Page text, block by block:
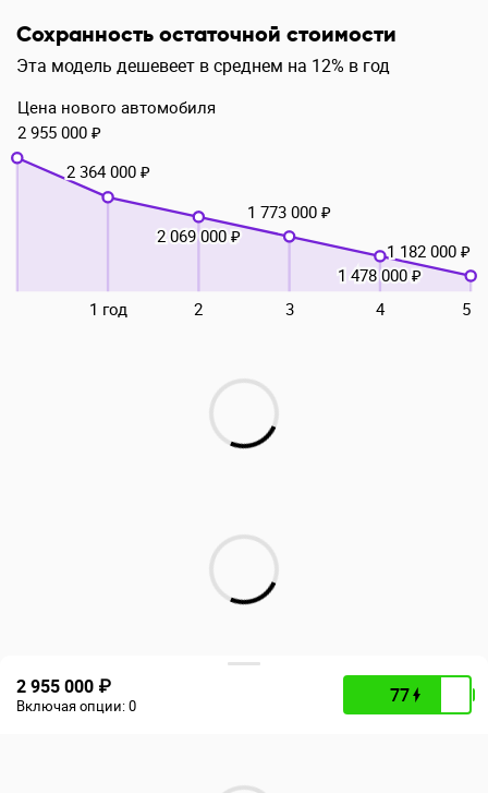
Сохранность остаточной стоимости
Эта модель дешевеет в среднем на 12% в год
1 год 2 3 4 5
Цена нового автомобиля
2 955 000 ₽
2 364 000 ₽
2 069 000 ₽
1 773 000 ₽
1 478 000 ₽
1 182 000 ₽
2 955 000 ₽
Включая опции:0 77